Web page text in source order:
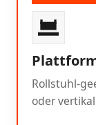
Rollstuhl-
oder